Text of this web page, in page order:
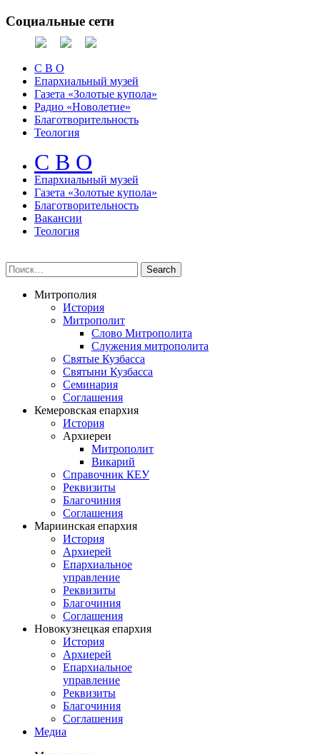
Социальные сети
С В О
Епархиальный музей
Газета «Золотые купола»
Радио «Новолетие»
Благотворительность
Теология
С В О
Епархиальный музeй
Газета «Золотые купола»
Благотворительность
Вакансии
Теология
Митрополия
История
Митрополит
Слово Митрополита
Служения митрополита
Святые Кузбасса
Святыни Кузбасса
Семинария
Соглашения
Кемеровская епархия
История
Архиереи
Митрополит
Викарий
Справочник КЕУ
Реквизиты
Благочиния
Соглашения
Мариинская епархия
История
Архиерей
Епархиальное
управление
Реквизиты
Благочиния
Соглашения
Новокузнецкая епархия
История
Архиерей
Епархиальное
управление
Реквизиты
Благочиния
Соглашения
Медиа